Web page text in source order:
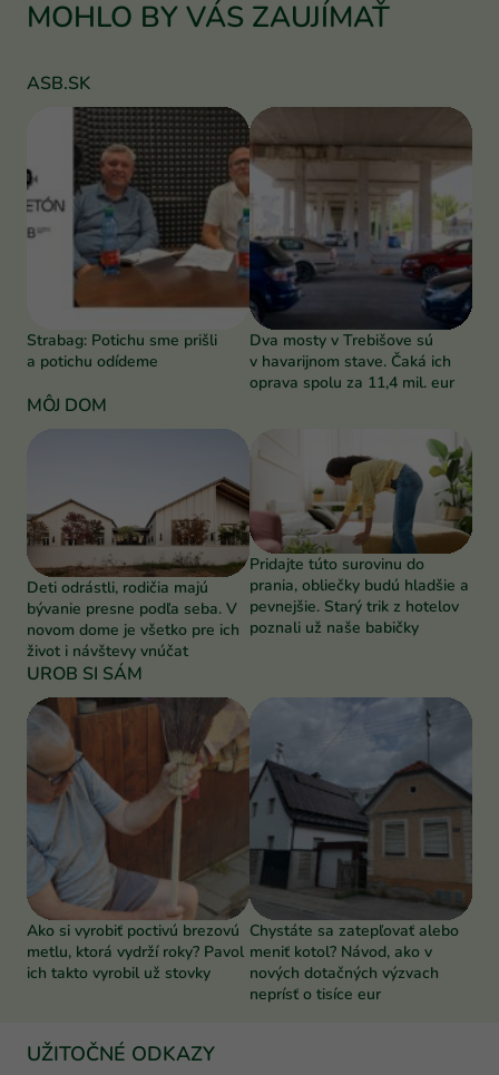
MOHLO BY VÁS ZAUJÍMAŤ
ASB.SK
Strabag: Potichu sme prišli
a potichu odídeme
Dva mosty v Trebišove sú
v havarijnom stave. Čaká ich
oprava spolu za 11,4 mil. eur
MÔJ DOM
Deti odrástli, rodičia majú
bývanie presne podľa seba. V
novom dome je všetko pre ich
život i návštevy vnúčat
Pridajte túto surovinu do
prania, obliečky budú hladšie a
pevnejšie. Starý trik z hotelov
poznali už naše babičky
UROB SI SÁM
Ako si vyrobiť poctivú brezovú
metlu, ktorá vydrží roky? Pavol
ich takto vyrobil už stovky
Chystáte sa zatepľovať alebo
meniť kotol? Návod, ako v
nových dotačných výzvach
neprísť o tisíce eur
UŽITOČNÉ ODKAZY